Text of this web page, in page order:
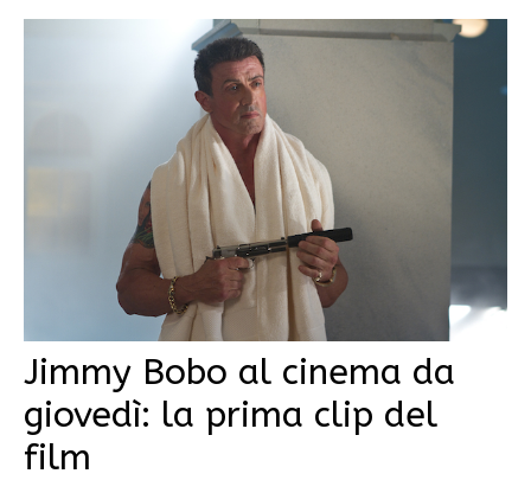
Jimmy Bobo al cinema da
giovedì: la prima clip del
film